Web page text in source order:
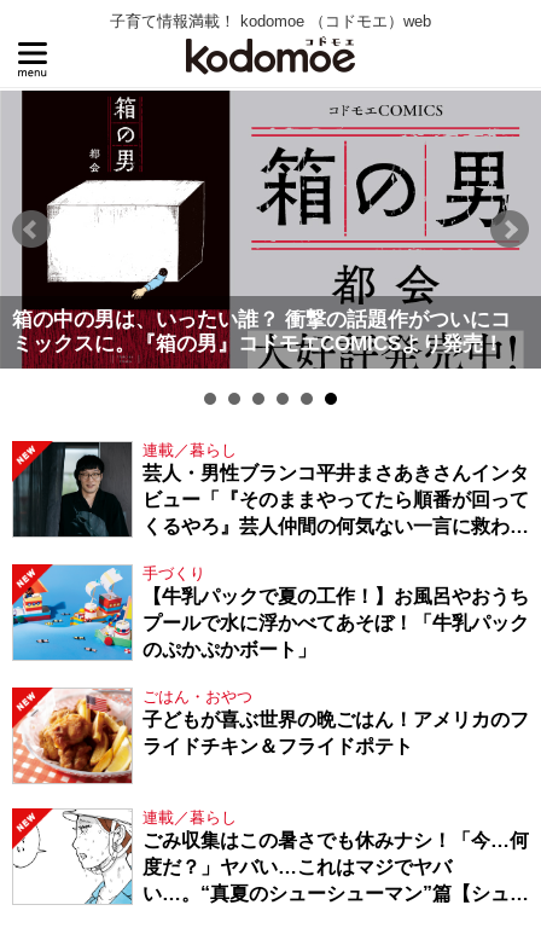
子育て情報満載！ kodomoe （コドモエ）web
箱の中の男は、いったい誰？ 衝撃の話題作がついにコ
ミックスに。『箱の男』コドモエCOMICSより発売！
連載／暮らし
芸人・男性ブランコ平井まさあきさんインタ
ビュー「『そのままやってたら順番が回って
くるやろ』芸人仲間の何気ない一言に救われ
手づくり
【牛乳パックで夏の工作！】お風呂やおうち
プールで水に浮かべてあそぼ！「牛乳パック
のぷかぷかボート」
ごはん・おやつ
子どもが喜ぶ世界の晩ごはん！アメリカのフ
ライドチキン＆フライドポテト
連載／暮らし
ごみ収集はこの暑さでも休みナシ！「今…何
度だ？」ヤバい…これはマジでヤバ
い…。“真夏のシューシューマン”篇【シュー